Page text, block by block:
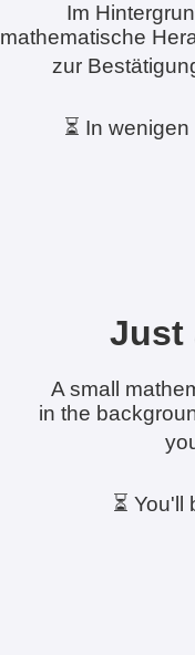
Im
mathematische
zur
⏳ In
Just
A small
in the
⏳